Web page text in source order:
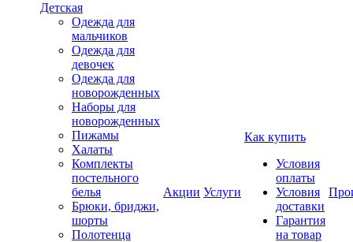
Детская
Одежда для
мальчиков
Одежда для
девочек
Одежда для
новорожденных
Наборы для
новорожденных
Пижамы
Халаты
Комплекты
постельного
белья
Брюки, бриджи,
шорты
Полотенца
Акции Услуги
Как купить
Условия
оплаты
Условия
доставки
Гарантия
на товар